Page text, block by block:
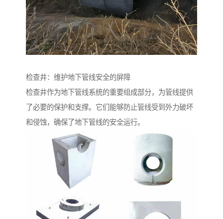
检查井：维护地下管线安全的屏障
检查井作为地下管线系统的重要组成部分，为管线提供
了必要的保护和支撑。它们能够防止管线受到外力破坏
和侵蚀，确保了地下管线的安全运行。